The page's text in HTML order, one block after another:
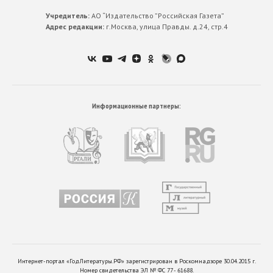
Учредитель:АО “Издательство ”Российская Газета”
Адрес редакции:г.Москва, улица Правды. д.24, стр.4
Информационные партнеры:
Интернет-портал «ГодЛитературы.РФ» зарегистрирован в Роскомнадзоре 30.04.2015 г.
Номер свидетельства ЭЛ № ФС 77 - 61688.